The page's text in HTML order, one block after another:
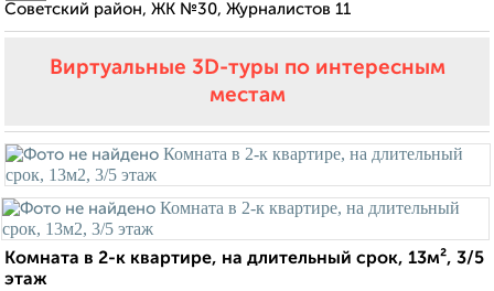
Советский район, ЖК №30, Журналистов 11
Виртуальные 3D-туры по интересным
местам
Комната в 2-к квартире, на длительный срок, 13м², 3/5
этаж